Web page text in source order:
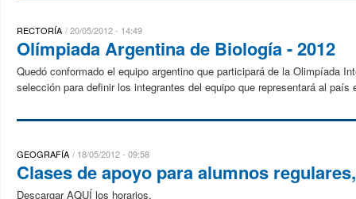
RECTORÍA 20/05/2012 - 14:49
Olímpiada Argentina de Biología - 2012
Quedó conformado el equipo argentino que participará de la Olimpíada
selección para definir los integrantes del equipo que representará al país
GEOGRAFÍA 18/05/2012 - 09:58
Clases de apoyo para alumnos
Descargar AQUÍ los horarios.